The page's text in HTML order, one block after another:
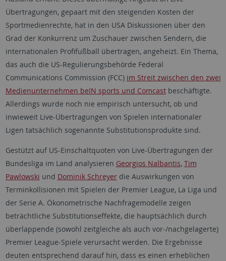
Übertragungen, gepaart mit den steigenden Kosten der
Sportmedienrechte, hat in den USA Diskussionen über den
Grad der Konkurrenz um Zuschauer zwischen Sendern, die
internationalen Profifußball übertragen, angeheizt. Ein Thema,
das auch die US-Regulierungsbehörde Federal
Communications Commission (FCC) im Streit zwischen den zwei
Medienunternehmen beIN sports und Comcastbeschäftigte.
Allerdings wurde noch nie empirisch untersucht, ob und
inwieweit Live-Übertragungen von Spielen internationaler
Ligen tatsächlich sogenannte Substitutionsprodukte sind.
Gestützt auf US-Einschaltquoten von Live-Übertragungen der
Bundesliga im Land analysieren Georgios Nalbantis, Tim
Pawlowski und Dominik Schreyerdie Auswirkungen von
Terminkollisionen mit Spielen der Premier League, La Liga und
der Serie A. Ökonometrische Nachfragemodelle zeigen
beträchtliche Substitutionseffekte, die hauptsächlich durch
überlappende (sowohl zeitgleiche als auch vor-/nachgelagerte)
Premier League-Spiele verursacht werden. Die Ergebnisse
deuten entsprechend darauf hin, dass es einen erheblichen